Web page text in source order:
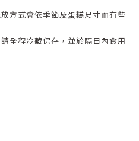
方式會依季節及蛋糕尺寸而有些
全程冷藏保存，並於隔日內食用